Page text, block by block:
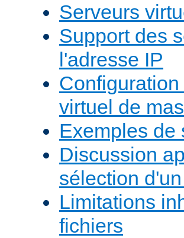
Serveurs
Support des
l'adresse IP
virtuel de
Exemples de
Discussion
sélection
Limitations
fichiers